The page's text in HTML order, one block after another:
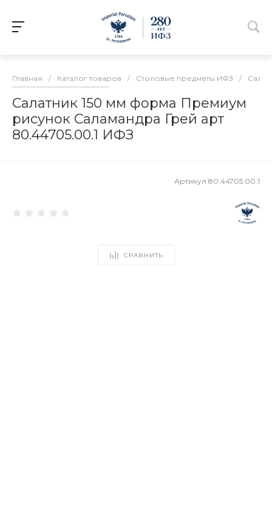
Главная / Каталог товаров / Столовые предметы ИФЗ /
Салатник 150 мм форма Премиум
рисунок Саламандра Грей арт
80.44705.00.1 ИФЗ
Артикул 80.44705.00.1
СРАВНИТЬ